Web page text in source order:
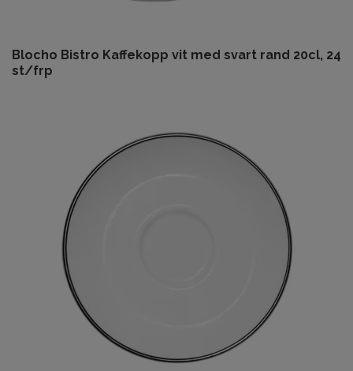
Blocho Bistro Kaffekopp vit med svart rand 20cl, 24
st/frp